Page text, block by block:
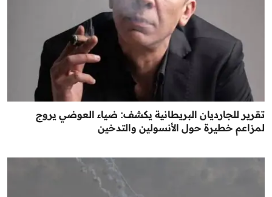
تقرير للجارديان البريطانية يكشف: ضياء العوضي يروج
لمزاعم خطيرة حول الأنسولين والتدخين